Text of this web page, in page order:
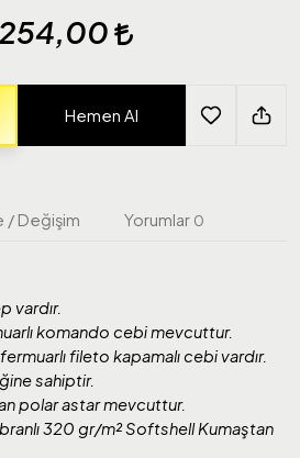
Hemen Al
/ Değişim Yorumlar 0
vardır.
komando cebi mevcuttur.
fileto kapamalı cebi vardır.
sahiptir.
polar astar mevcuttur.
320 gr/m² Softshell Kumaştan